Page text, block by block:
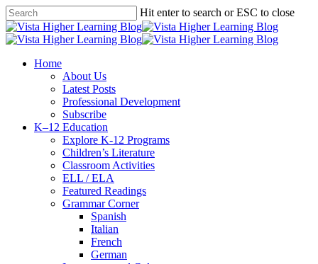
Skip
to
main
Hit enter to search or ESC to close
Close
Search
search
Menu
Home
About Us
Latest Posts
Professional Development
Subscribe
K–12 Education
Explore K-12 Programs
Children’s Literature
Classroom Activities
ELL / ELA
Featured Readings
Grammar Corner
Spanish
Italian
French
German